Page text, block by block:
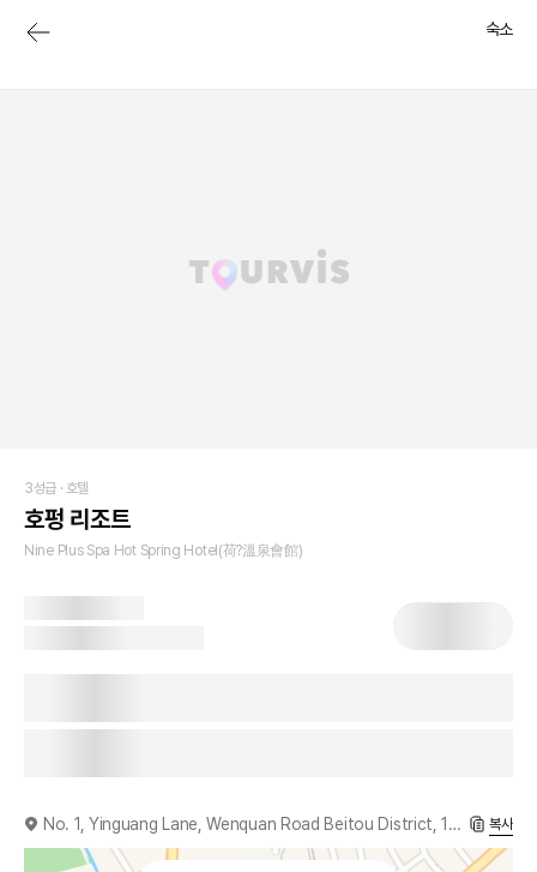
숙소
3성급 · 호텔
호펑 리조트
Nine Plus Spa Hot Spring Hotel(荷?溫泉會館)
No. 1, Yinguang Lane, Wenquan Road Beitou District, 112, TW 복사